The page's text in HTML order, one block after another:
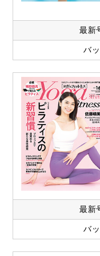
最新
バ
最新
バ